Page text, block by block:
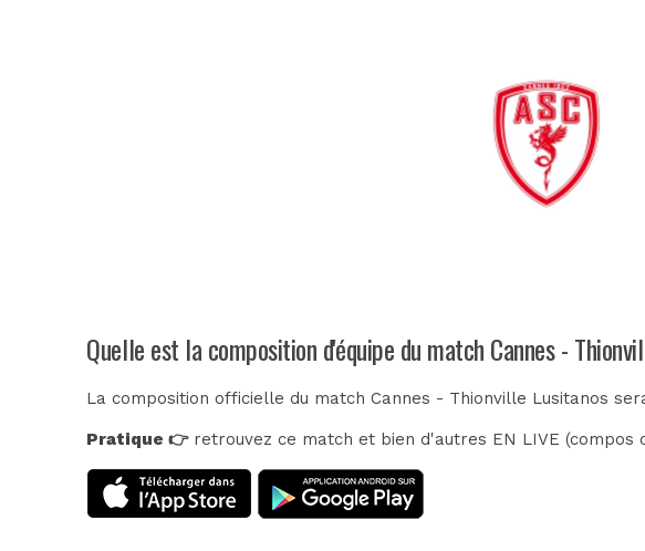
Quelle est la composition d'équipe du match Cannes -
La composition officielle du match Cannes - Thionville Lusitanos
Pratique 👉retrouvez ce match et bien d'autres EN LIVE (compos